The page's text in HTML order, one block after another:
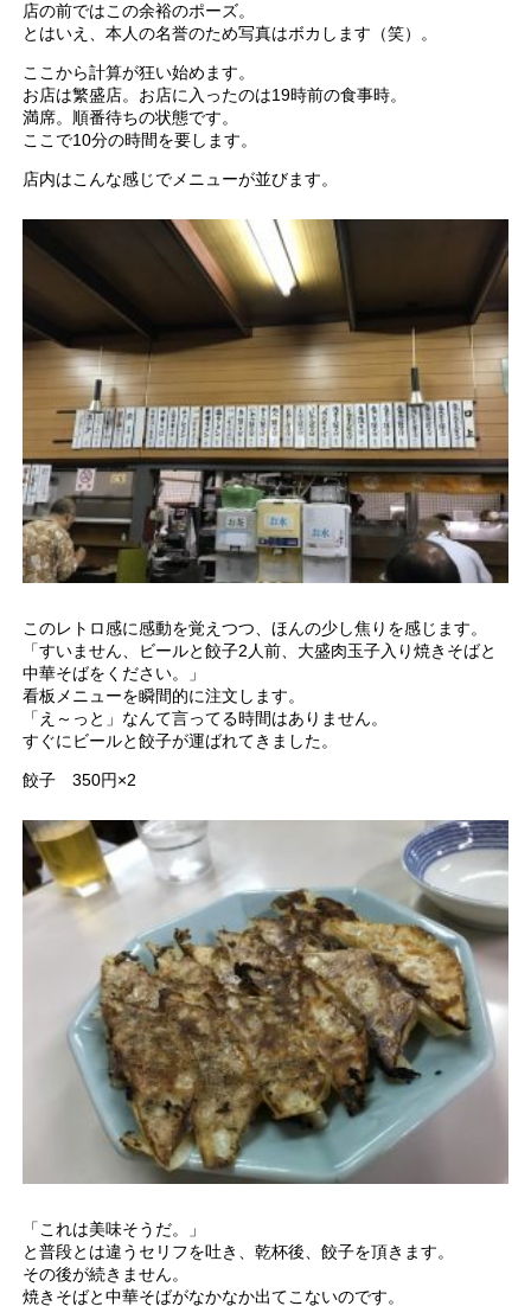
店の前ではこの余裕のポーズ。
とはいえ、本人の名誉のため写真はボカします（笑）。
ここから計算が狂い始めます。
お店は繁盛店。お店に入ったのは19時前の食事時。
満席。順番待ちの状態です。
ここで10分の時間を要します。
店内はこんな感じでメニューが並びます。
このレトロ感に感動を覚えつつ、ほんの少し焦りを感じます。
「すいません、ビールと餃子2人前、大盛肉玉子入り焼きそばと
中華そばをください。」
看板メニューを瞬間的に注文します。
「え～っと」なんて言ってる時間はありません。
すぐにビールと餃子が運ばれてきました。
餃子 350円×2
「これは美味そうだ。」
と普段とは違うセリフを吐き、乾杯後、餃子を頂きます。
その後が続きません。
焼きそばと中華そばがなかなか出てこないのです。